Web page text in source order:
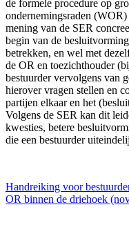
de formele procedure op
ondernemingsraden
mening van de SER
begin van de
betrekken, en wel met
de OR en toezichthouder
bestuurder vervolgens van
hierover vragen stellen en
partijen elkaar en het
Volgens de SER kan dit
kwesties, betere
die een bestuurder
Handreiking voor
OR binnen de driehoek